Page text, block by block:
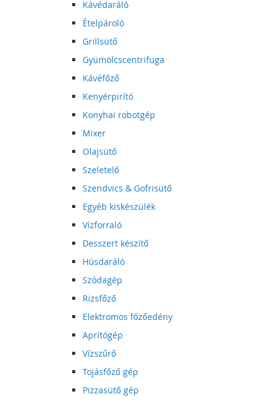
Kávédaráló
Ételpároló
Grillsütő
Gyümölcscentrifuga
Kávéfőző
Kenyérpirító
Konyhai robotgép
Mixer
Olajsütő
Szeletelő
Szendvics & Gofrisütő
Egyéb kiskészülék
Vízforraló
Desszert készítő
Húsdaráló
Szódagép
Rizsfőző
Elektromos főzőedény
Aprítógép
Vízszűrő
Tojásfőző gép
Pizzasütő gép